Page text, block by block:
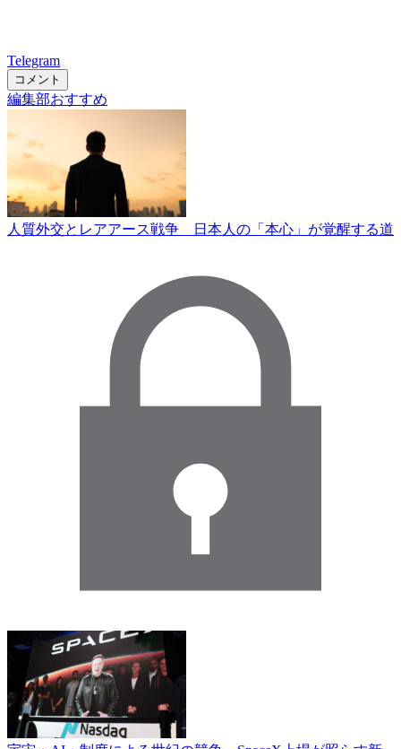
Telegram
コメント
編集部おすすめ
人質外交とレアアース戦争 日本人の「本心」が覚醒する道